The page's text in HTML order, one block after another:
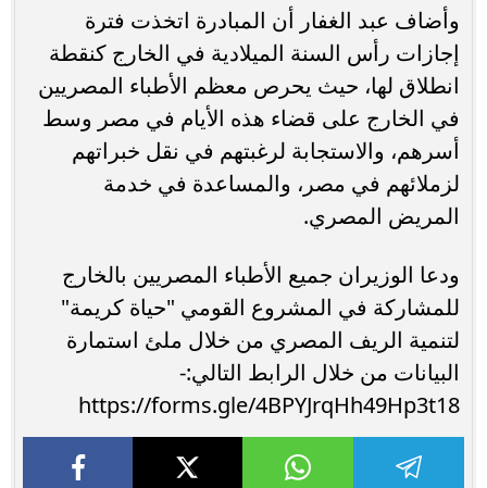
وأضاف عبد الغفار أن المبادرة اتخذت فترة
إجازات رأس السنة الميلادية في الخارج كنقطة
انطلاق لها، حيث يحرص معظم الأطباء المصريين
في الخارج على قضاء هذه الأيام في مصر وسط
أسرهم، والاستجابة لرغبتهم في نقل خبراتهم
لزملائهم في مصر، والمساعدة في خدمة
المريض المصري.
ودعا الوزيران جميع الأطباء المصريين بالخارج
للمشاركة في المشروع القومي "حياة كريمة"
لتنمية الريف المصري من خلال ملئ استمارة
البيانات من خلال الرابط التالي:-